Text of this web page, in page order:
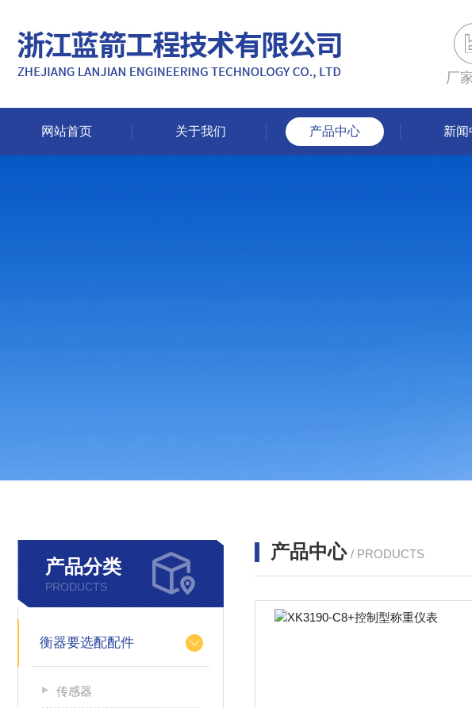
厂
网站首页 关于我们 产品中心 新闻
产品分类
PRODUCTS
衡器要选配配件
传感器
产品中心 / PRODUCTS